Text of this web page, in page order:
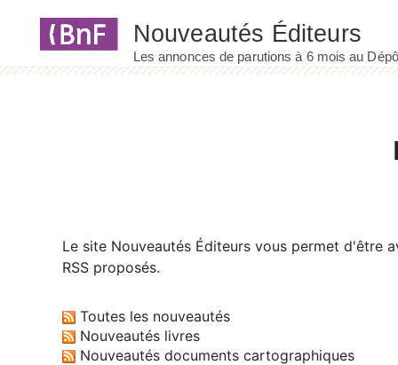
Le site Nouveautés Éditeurs vous permet d'être
RSS proposés.
Toutes les nouveautés
Nouveautés livres
Nouveautés documents cartographiques